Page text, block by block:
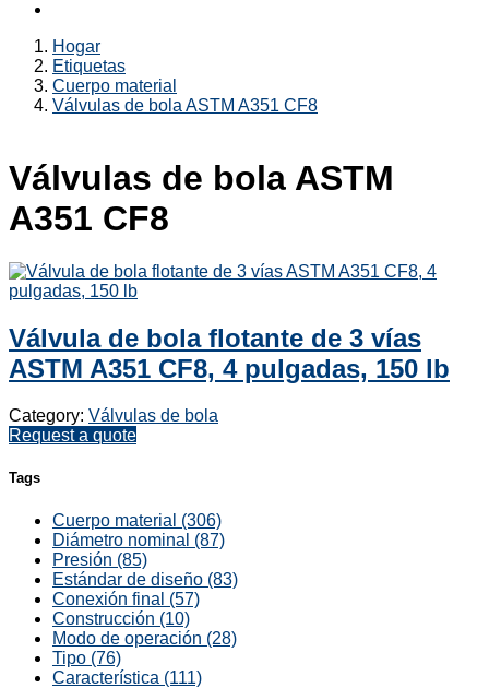
Hogar
Etiquetas
Cuerpo material
Válvulas de bola ASTM A351 CF8
Válvulas de bola ASTM
A351 CF8
Válvula de bola flotante de 3 vías
ASTM A351 CF8, 4 pulgadas, 150 lb
Category: Válvulas de bola
Request a quote
Tags
Cuerpo material (306)
Diámetro nominal (87)
Presión (85)
Estándar de diseño (83)
Conexión final (57)
Construcción (10)
Modo de operación (28)
Tipo (76)
Característica (111)